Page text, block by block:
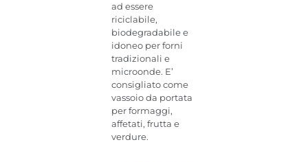
ad essere
riciclabile,
biodegradabile e
idoneo per forni
tradizionali e
microonde. E’
consigliato come
vassoio da portata
per formaggi,
affetati, frutta e
verdure.